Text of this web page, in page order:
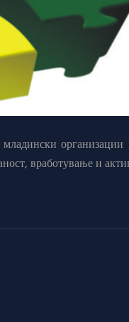
вработување и